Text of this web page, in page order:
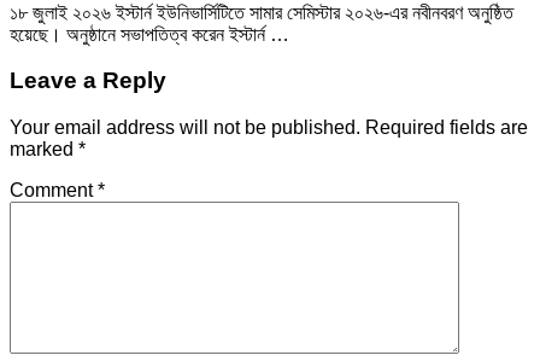
১৮ জুলাই ২০২৬ ইস্টার্ন ইউনিভার্সিটিতে সামার সেমিস্টার ২০২৬-এর নবীনবরণ অনুষ্ঠিত
হয়েছে। অনুষ্ঠানে সভাপতিত্ব করেন ইস্টার্ন …
Leave a Reply
Your email address will not be published. Required fields are
marked *
Comment*